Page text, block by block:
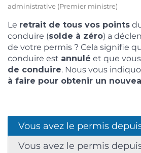
administrative (Premier ministre)
Le retrait de tous vos points
conduire (solde à zéro) a
de votre permis ? Cela signifie
conduire est annulé et que
de conduire. Nous vous
à faire pour obtenir un
Vous avez le permis
Vous avez le permis